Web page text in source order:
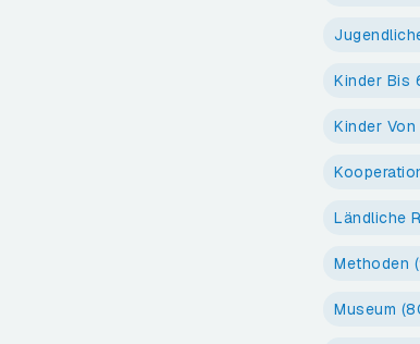
Kinder Bis
Kinder
Ländliche
Methoden
Museum